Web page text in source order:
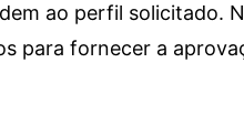
ao perfil solicitado.
para fornecer a